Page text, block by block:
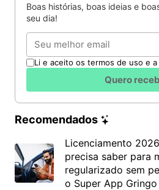
Boas histórias, boas ideias e
seu dia!
Email
Li e aceito os termos de uso e
Quero
Recomendados
Licenciamento
precisa saber para
regularizado sem
o Super App Gringo